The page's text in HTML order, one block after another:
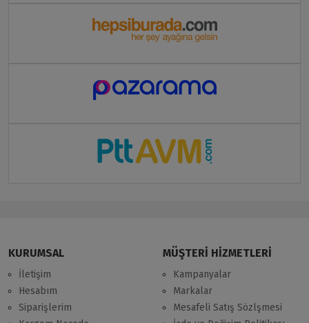
KURUMSAL
İletişim
Hesabım
Siparişlerim
MÜŞTERİ HİZMETLERİ
Kampanyalar
Markalar
Mesafeli Satış Sözlşmesi